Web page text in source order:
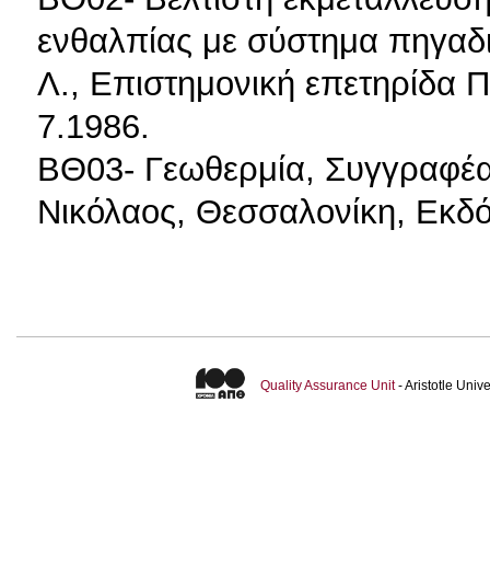
ενθαλπίας με σύστημα
Λ., Επιστημονική επετηρίδα
7.1986.
ΒΘ03- Γεωθερμία,
Νικόλαος, Θεσσαλονίκη,
Quality Assurance Unit- Aristotle